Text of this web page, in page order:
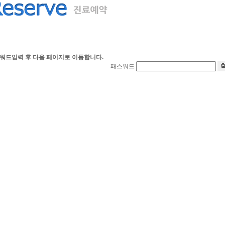
드입력 후 다음 페이지로 이동합니다.
패스워드